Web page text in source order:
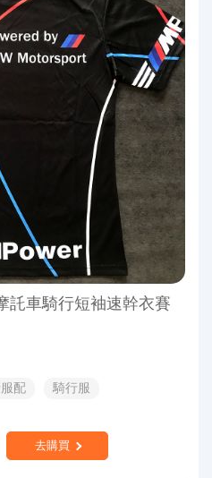
託車騎行短袖速幹衣賽
配
騎行服
去購買